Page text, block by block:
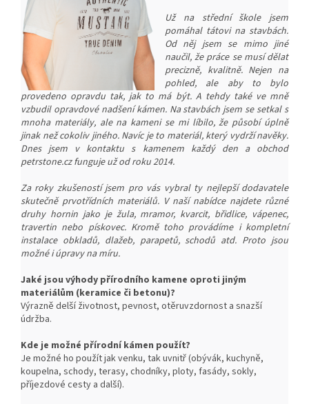
Už na střední škole jsem
pomáhal tátovi na stavbách.
Od něj jsem se mimo jiné
naučil, že práce se musí dělat
precizně, kvalitně. Nejen na
pohled, ale aby to bylo
provedeno opravdu tak, jak to má být. A tehdy také ve mně
vzbudil opravdové nadšení kámen. Na stavbách jsem se setkal s
mnoha materiály, ale na kameni se mi líbilo, že působí úplně
jinak než cokoliv jiného. Navíc je to materiál, který vydrží navěky.
Dnes jsem v kontaktu s kamenem každý den a obchod
petrstone.cz funguje už od roku 2014.
Za roky zkušeností jsem pro vás vybral ty nejlepší dodavatele
skutečně prvotřídních materiálů. V naší nabídce najdete různé
druhy hornin jako je žula, mramor, kvarcit, břidlice, vápenec,
travertin nebo pískovec. Kromě toho provádíme i kompletní
instalace obkladů, dlažeb, parapetů, schodů atd. Proto jsou
možné i úpravy na míru.
Jaké jsou výhody přírodního kamene oproti jiným
materiálům (keramice či betonu)?
Výrazně delší životnost, pevnost, otěruvzdornost a snazší
údržba.
Kde je možné přírodní kámen použít?
Je možné ho použít jak venku, tak uvnitř (obývák, kuchyně,
koupelna, schody, terasy, chodníky, ploty, fasády, sokly,
příjezdové cesty a další).